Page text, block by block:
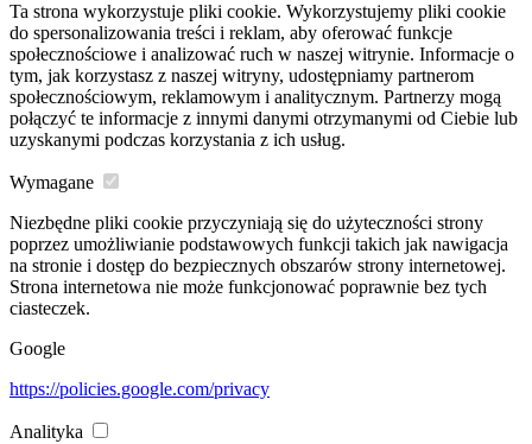
Ta strona wykorzystuje pliki cookie. Wykorzystujemy pliki cookie
do spersonalizowania treści i reklam, aby oferować funkcje
społecznościowe i analizować ruch w naszej witrynie. Informacje o
tym, jak korzystasz z naszej witryny, udostępniamy partnerom
społecznościowym, reklamowym i analitycznym. Partnerzy mogą
połączyć te informacje z innymi danymi otrzymanymi od Ciebie lub
uzyskanymi podczas korzystania z ich usług.
Wymagane
Niezbędne pliki cookie przyczyniają się do użyteczności strony
poprzez umożliwianie podstawowych funkcji takich jak nawigacja
na stronie i dostęp do bezpiecznych obszarów strony internetowej.
Strona internetowa nie może funkcjonować poprawnie bez tych
ciasteczek.
Google
https://policies.google.com/privacy
Analityka